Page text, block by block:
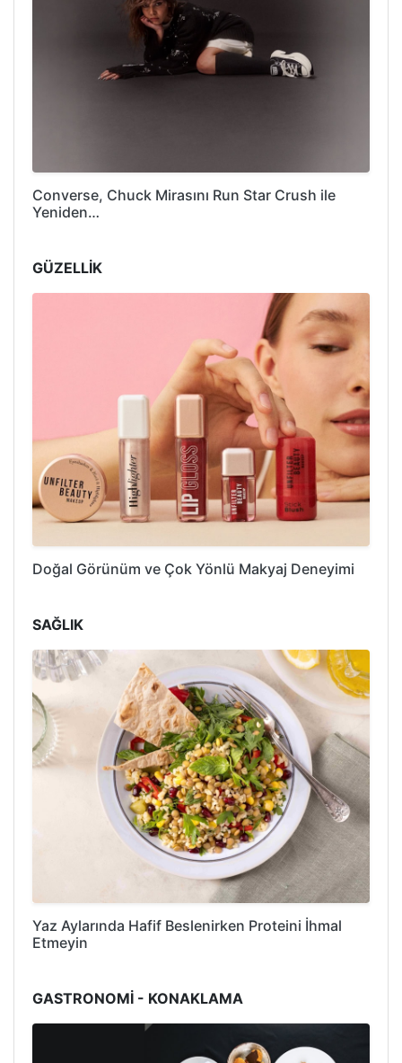
Converse, Chuck Mirasını Run Star Crush ile
Yeniden…
GÜZELLİK
Doğal Görünüm ve Çok Yönlü Makyaj Deneyimi
SAĞLIK
Yaz Aylarında Hafif Beslenirken Proteini İhmal
Etmeyin
GASTRONOMİ - KONAKLAMA